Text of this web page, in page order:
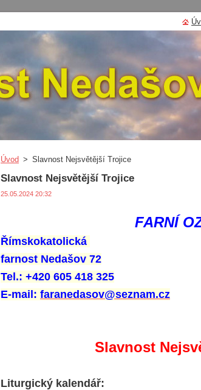
Úvod > Slavnost Nejsvětější Trojice
Slavnost Nejsvětější Trojice
25.05.2024 20:32
FARNÍ
Římskokatolická
farnost Nedašov 72
Tel.: +420 605 418 325
E-mail: faranedasov@seznam.cz
Slavnost
Liturgický kalendář: